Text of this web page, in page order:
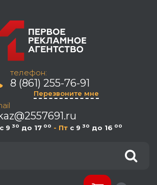
телефон:
8 (861) 255-76-91
Перезвоните мне
c 9 30 до 17 00 - Пт c 9 30 до 16 00